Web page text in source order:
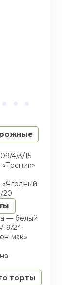
4/3/15
20
— белый
19/24
мак»
торты